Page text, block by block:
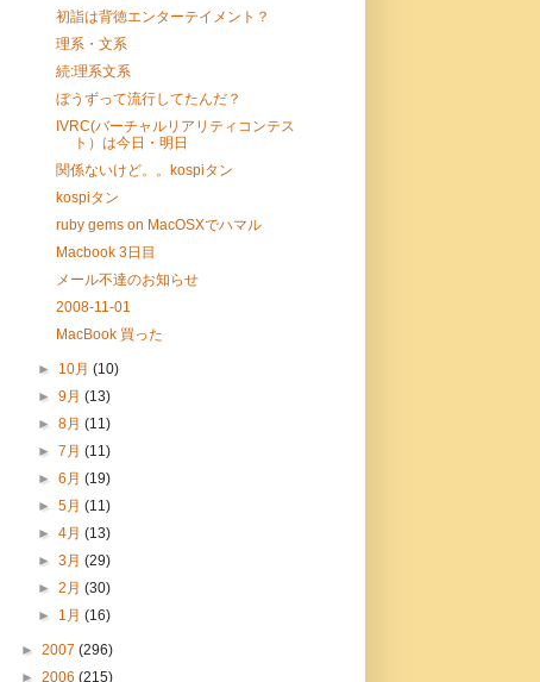
初詣は背徳エンターテイメント？
理系・文系
続:理系文系
ぼうずって流行してたんだ？
IVRC(バーチャルリアリティコンテス
ト）は今日・明日
関係ないけど。。kospiタン
kospiタン
ruby gems on MacOSXでハマル
Macbook 3日目
メール不達のお知らせ
2008-11-01
MacBook 買った
► 10月(10)
►9月(13)
►8月(11)
►7月(11)
►6月(19)
►5月(11)
►4月(13)
►3月(29)
►2月(30)
► 1月(16)
► 2007 (296)
► 2006 (215)